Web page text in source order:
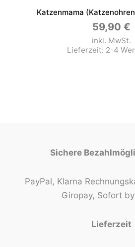
Katzenmama
59,90 €
inkl. MwSt.
Lieferzeit: 2-4
Sichere
PayPal, Klarna
Giropay, Sofort
Lieferzeit